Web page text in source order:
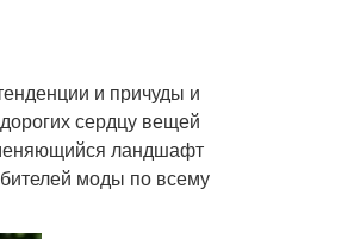
и причуды и
сердцу вещей
ландшафт
моды по всему